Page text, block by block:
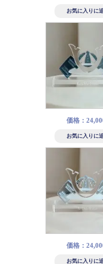
価格：
価格：